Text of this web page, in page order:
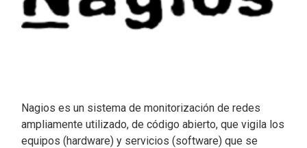
Nagios es un sistema de monitorización de redes
ampliamente utilizado, de código abierto, que vigila los
equipos (hardware) y servicios (software) que se